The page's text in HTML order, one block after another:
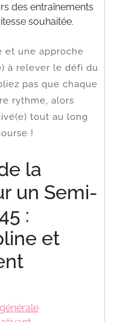
des entraînements
souhaitée.
et une approche
à relever le défi du
pas que chaque
rythme, alors
tout au long
!
la
un Semi-
:
et